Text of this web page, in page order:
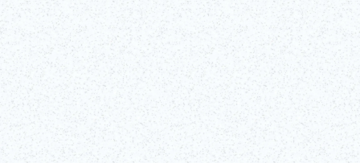
¡Más información!
¡Conseguir